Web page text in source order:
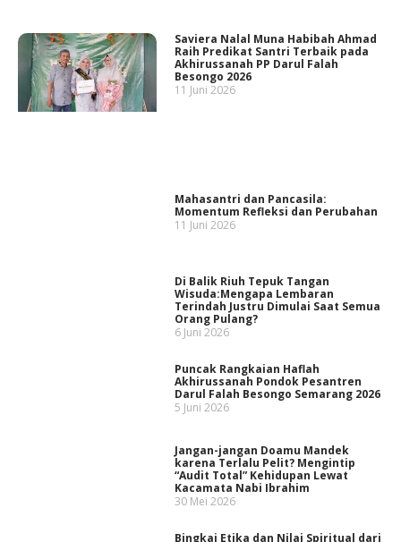
Saviera Nalal Muna Habibah Ahmad
Raih Predikat Santri Terbaik pada
Akhirussanah PP Darul Falah
Besongo 2026
11 Juni 2026
Mahasantri dan Pancasila:
Momentum Refleksi dan Perubahan
11 Juni 2026
Di Balik Riuh Tepuk Tangan
Wisuda:Mengapa Lembaran
Terindah Justru Dimulai Saat Semua
Orang Pulang?
6 Juni 2026
Puncak Rangkaian Haflah
Akhirussanah Pondok Pesantren
Darul Falah Besongo Semarang 2026
5 Juni 2026
Jangan-jangan Doamu Mandek
karena Terlalu Pelit? Mengintip
“Audit Total” Kehidupan Lewat
Kacamata Nabi Ibrahim
30 Mei 2026
Bingkai Etika dan Nilai Spiritual dari